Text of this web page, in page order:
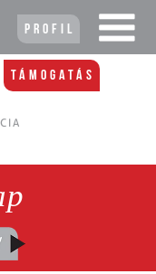
Profil
Támogatás